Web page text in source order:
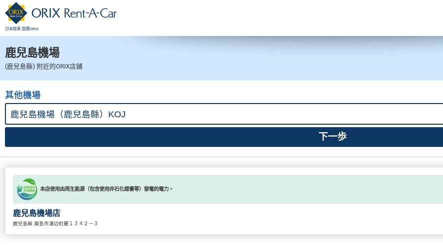
日本租車 首選ORIX
鹿兒島機場
(鹿兒島縣) 附近的ORIX店鋪
其他機場
本店使用由再生能源（包含使用非石化證書等）發電的電力。
鹿兒島機場店
鹿兒島縣 霧島市溝辺町麓１３４２－３